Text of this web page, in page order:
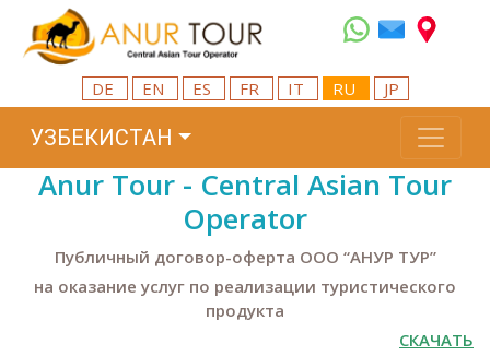
DE EN ES FR IT RU JP
УЗБЕКИСТАН
Anur Tour - Central Asian Tour
Operator
Публичный договор-оферта ООО “АНУР ТУР”
на оказание услуг по реализации туристического
продукта
СКАЧАТЬ